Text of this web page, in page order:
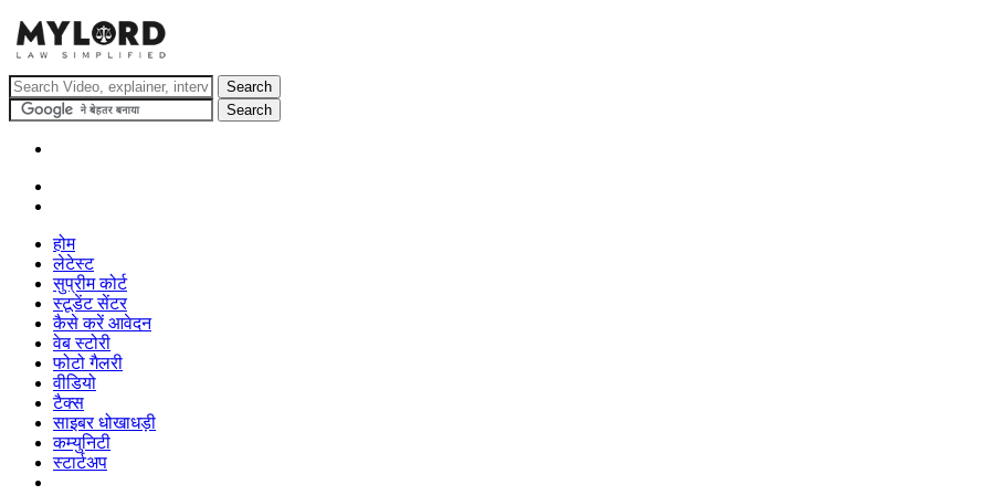
होम
लेटेस्ट
सुप्रीम कोर्ट
स्टूडेंट सेंटर
कैसे करें आवेदन
वेब स्टोरी
फोटो गैलरी
वीडियो
टैक्स
साइबर धोखाधड़ी
कम्युनिटी
स्टार्टअप